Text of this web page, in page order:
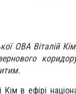
ОВА Віталій
Кім в ефірі